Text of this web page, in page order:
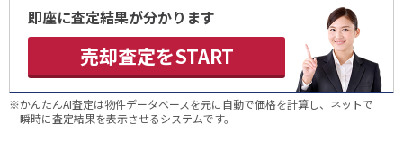
即座に査定結果が分かります
売却査定をSTART
※かんたんAI査定は物件データベースを元に自動で価格を計算し、ネットで
瞬時に査定結果を表示させるシステムです。